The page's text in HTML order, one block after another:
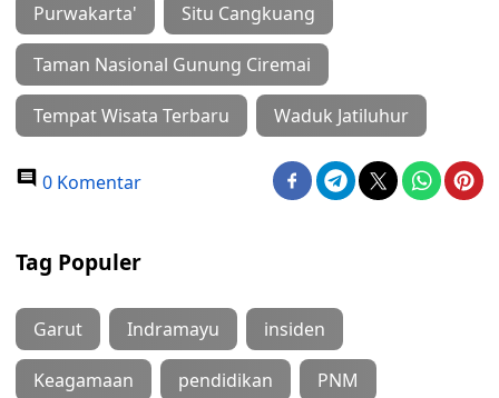
Purwakarta' Situ Cangkuang
Taman Nasional Gunung Ciremai
Tempat Wisata Terbaru Waduk Jatiluhur
0 Komentar
Tag Populer
Garut Indramayu insiden
Keagamaan pendidikan PNM